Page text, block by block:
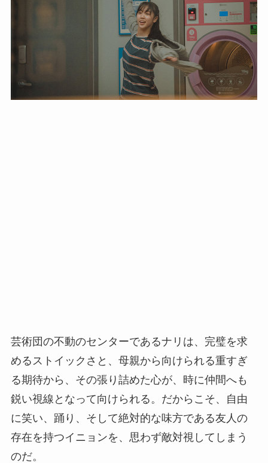
芸術団の不動のセンターであるナリは、完璧を求
めるストイックさと、母親から向けられる重すぎ
る期待から、その張り詰めた心が、時に仲間へも
鋭い視線となって向けられる。だからこそ、自由
に笑い、踊り、そして絶対的な味方である友人の
存在を持つイニョンを、思わず敵対視してしまう
のだ。